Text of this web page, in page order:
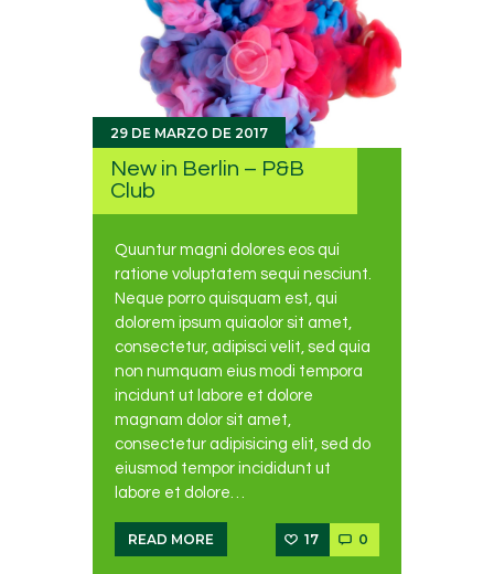
29 DE MARZO DE 2017
New in Berlin – P&B
Club
Quuntur magni dolores eos qui
ratione voluptatem sequi nesciunt.
Neque porro quisquam est, qui
dolorem ipsum quiaolor sit amet,
consectetur, adipisci velit, sed quia
non numquam eius modi tempora
incidunt ut labore et dolore
magnam dolor sit amet,
consectetur adipisicing elit, sed do
eiusmod tempor incididunt ut
labore et dolore…
READ MORE 17 0